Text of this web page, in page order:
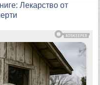
Лекарство от